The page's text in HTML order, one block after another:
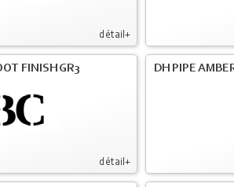
détail+
détail+
FINISH GR3 DH PIPE